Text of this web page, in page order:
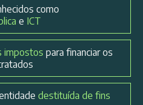
como
e ICT
impostos para financiar os
destituída de fins